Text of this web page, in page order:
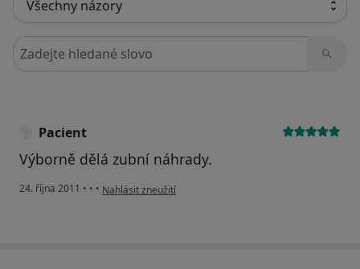
Hledejte v názorech
Pacient
Výborně dělá zubní náhrady.
24. října 2011 • • • podle názoru uživatele Pacient
Nahlásit zneužití